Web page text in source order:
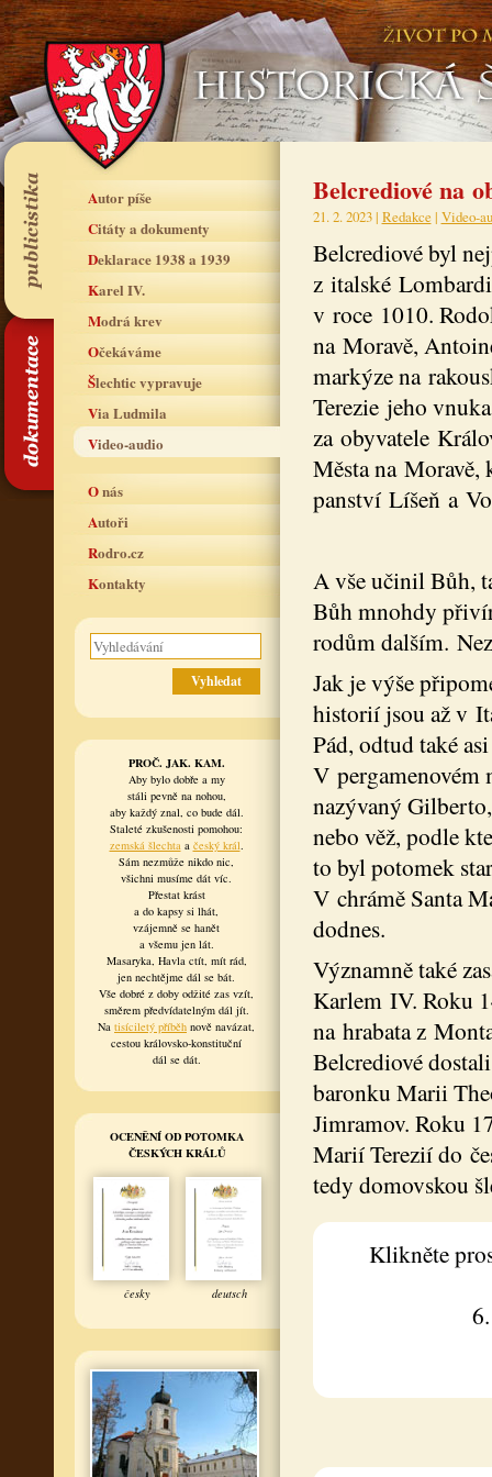
Autor píše
Citáty a dokumenty
Deklarace 1938 a 1939
Karel IV.
Modrá krev
Očekáváme
Šlechtic vypravuje
Via Ludmila
Video-audio
O nás
Autoři
Rodro.cz
Kontakty
PROČ. JAK. KAM.
Aby bylo dobře a my
stáli pevně na nohou,
aby každý znal, co bude dál.
Staleté zkušenosti pomohou:
zemská šlechtaa český král.
Sám nezmůže nikdo nic,
všichni musíme dát víc.
Přestat krást
a do kapsy si lhát,
vzájemně se hanět
a všemu jen lát.
Masaryka, Havla ctít, mít rád,
jen nechtějme dál se bát.
Vše dobré z doby odžité zas vzít,
směrem předvídatelným dál jít.
Na tisíciletý příběh nově navázat,
cestou královsko-konstituční
dál se dát.
OCENĚNÍ OD POTOMKA
ČESKÝCH KRÁLŮ
česky deutsch
Belcrediové na
21. 2. 2023 | Redakce | Video-
Belcrediové byl
z italské
v roce 1010.
na Moravě,
markýze na
Terezie jeho
za obyvatele
Města na Moravě,
panství Líšeň a
A vše učinil Bůh,
Bůh mnohdy
rodům dalším.
Jak je výše
historií jsou až v
Pád, odtud také
V pergamenovém
nazývaný
nebo věž, podle
to byl potomek
V chrámě Santa
dodnes.
Významně také
Karlem IV. Roku
na hrabata z
Belcrediové
baronku Marii
Jimramov. Roku
Marií Terezií do
tedy domovskou
Klikněte